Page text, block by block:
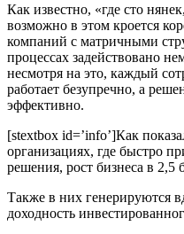
Как известно, «где сто
возможно в этом кроется
компаний с матричными
процессах задействовано
несмотря на это, каждый
работает безупречно, а
эффективно.
[stextbox id=’info’]Как
организациях, где быстро
решения, рост бизнеса в
Также в них генерируются
доходность